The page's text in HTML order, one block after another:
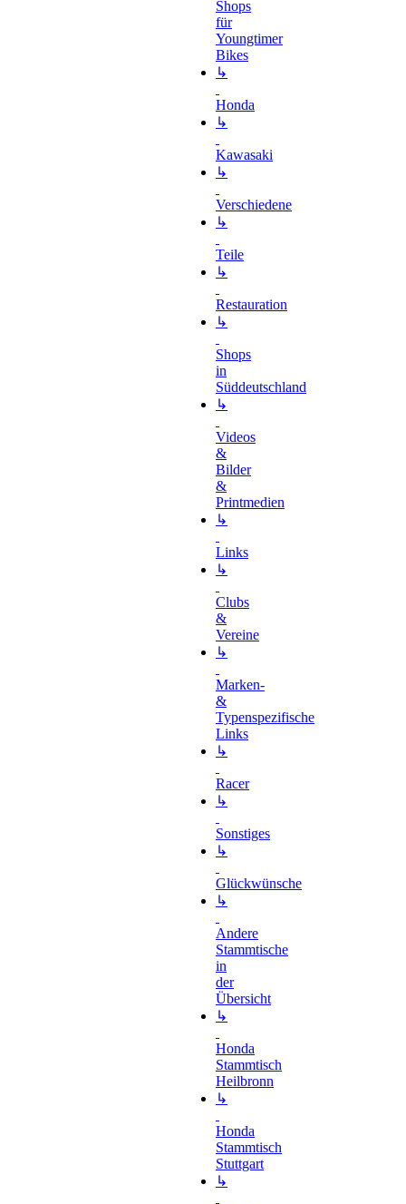
Shops
für
Youngtimer
Bikes
↳
Honda
↳
Kawasaki
↳
Verschiedene
↳
Teile
↳
Restauration
↳
Shops
in
Süddeutschland
↳
Videos
&
Bilder
&
Printmedien
↳
Links
↳
Clubs
&
Vereine
↳
Marken-
&
Typenspezifische
Links
↳
Racer
↳
Sonstiges
↳
Glückwünsche
↳
Andere
Stammtische
in
der
Übersicht
↳
Honda
Stammtisch
Heilbronn
↳
Honda
Stammtisch
Stuttgart
↳